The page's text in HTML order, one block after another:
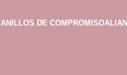
ANILLOS DE COMPROMISO